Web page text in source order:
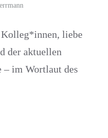
liebe
der aktuellen
– im Wortlaut des